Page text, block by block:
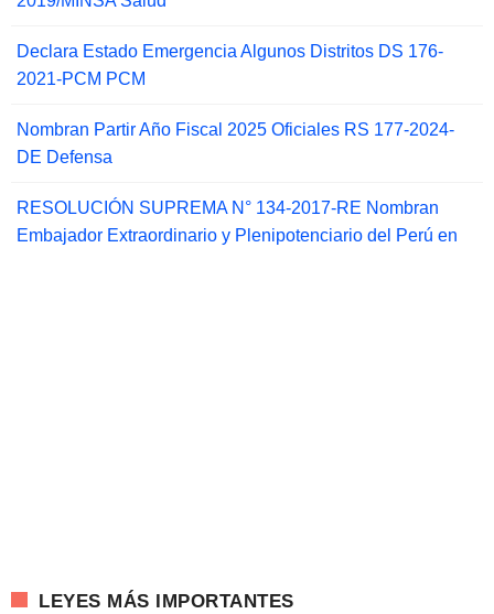
Declara Estado Emergencia Algunos Distritos DS 176-
2021-PCM PCM
Nombran Partir Año Fiscal 2025 Oficiales RS 177-2024-
DE Defensa
RESOLUCIÓN SUPREMA N° 134-2017-RE Nombran
Embajador Extraordinario y Plenipotenciario del Perú en
LEYES MÁS IMPORTANTES